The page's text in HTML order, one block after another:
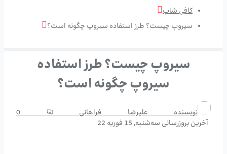
کافی شاپ
سیروپ چیست؟ طرز استفاده سیروپ چگونه است؟
سیروپ چیست؟ طرز استفاده
سیروپ چگونه است؟
نویسندهعلیرضا فراهانی
0
آخرین بروزرسانی سه‌شنبه, 15 فوریه 22